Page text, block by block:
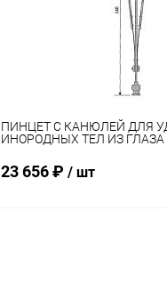
ПИНЦЕТ С КАНЮЛЕЙ ДЛЯ
ИНОРОДНЫХ ТЕЛ ИЗ
23 656 ₽ / шт